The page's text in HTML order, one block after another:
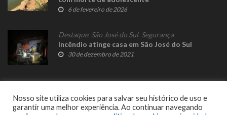
6 de fevereiro de 2026
Destaque, São José do Sul, Segurança
Incêndio atinge casa em São José do Sul
30 de dezembro de 2021
Nosso site utiliza cookies para salvar seu histórico de uso e
garantir uma melhor experiência. Ao continuar navegando